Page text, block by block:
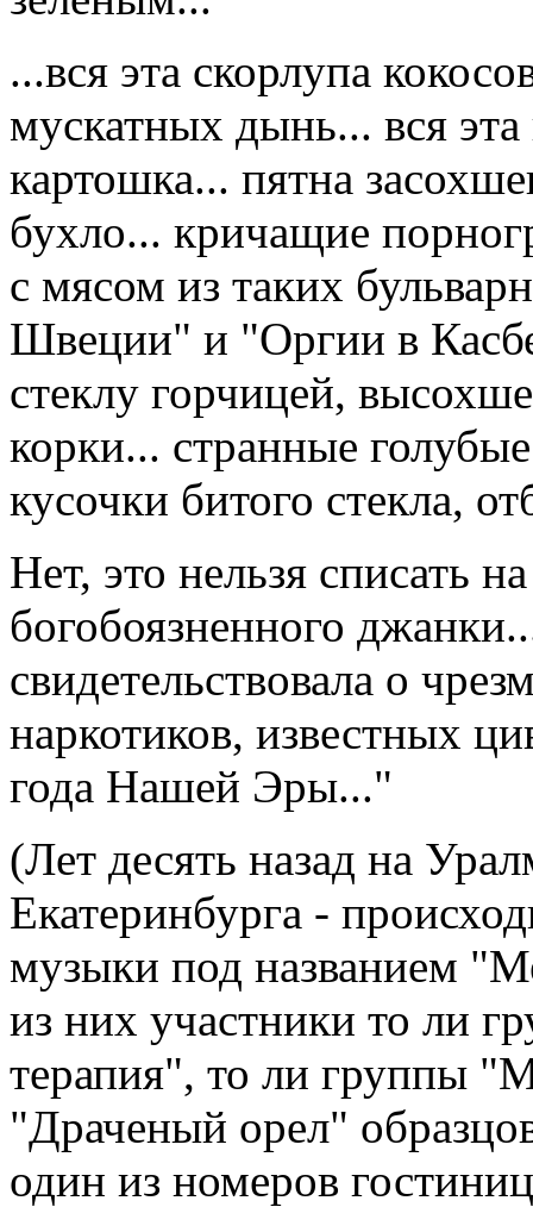
...вся эта скорлупа
мускатных дынь... вся
картошка... пятна
бухло... кричащие
с мясом из таких
Швеции" и "Оргии в
стеклу горчицей,
корки... странные
кусочки битого стекла,
Нет, это нельзя списать
богобоязненного
свидетельствовала о
наркотиков, известных
года Нашей Эры..."
(Лет десять назад на
Екатеринбурга -
музыки под названием
из них участники то ли
терапия", то ли группы
"Драченый орел"
один из номеров